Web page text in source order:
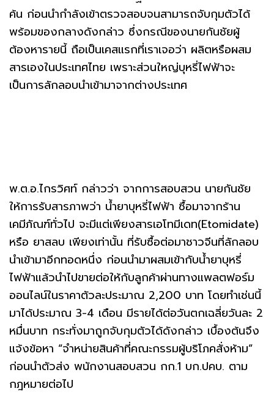
ค้น ก่อนนำกำลังเข้าตรวจสอบจนสามารถจับกุมตัวได้
พร้อมของกลางดังกล่าว ซึ่งกรณีของนายกันชัยผู้
ต้องหารายนี้ ถือเป็นเคสแรกที่เราเจอว่า ผลิตหรือผสม
สารเองในประเทศไทย เพราะส่วนใหญ่บุหรี่ไฟฟ้าจะ
เป็นการลักลอบนำเข้ามาจากต่างประเทศ
พ.ต.อ.ไกรวิศท์ กล่าวว่า จากการสอบสวน นายกันชัย
ให้การรับสารภาพว่า น้ำยาบุหรี่ไฟฟ้า ซื้อมาจากร้าน
เคมีภัณฑ์ทั่วไป จะมีแต่เพียงสารเอโทมีเดท(Etomidate)
หรือ ยาสลบ เพียงเท่านั้น ที่รับซื้อต่อมาชาวจีนที่ลักลอบ
นำเข้ามาอีกทอดหนึ่ง ก่อนนำมาผสมเข้ากับน้ำยาบุหรี่
ไฟฟ้าแล้วนำไปขายต่อให้กับลูกค้าผ่านทางแพลตฟอร์ม
ออนไลน์ในราคาตัวละประมาณ 2,200 บาท โดยทำเช่นนี้
มาได้ประมาณ 3-4 เดือน มีรายได้ต่อวันตกเฉลี่ยวันละ 2
หมื่นบาท กระทั่งมาถูกจับกุมตัวได้ดังกล่าว เบื้องต้นจึง
แจ้งข้อหา “จำหน่ายสินค้าที่คณะกรรมผู้บริโภคสั่งห้าม”
ก่อนนำตัวส่ง พนักงานสอบสวน กก.1 บก.ปคบ. ตาม
กฎหมายต่อไป